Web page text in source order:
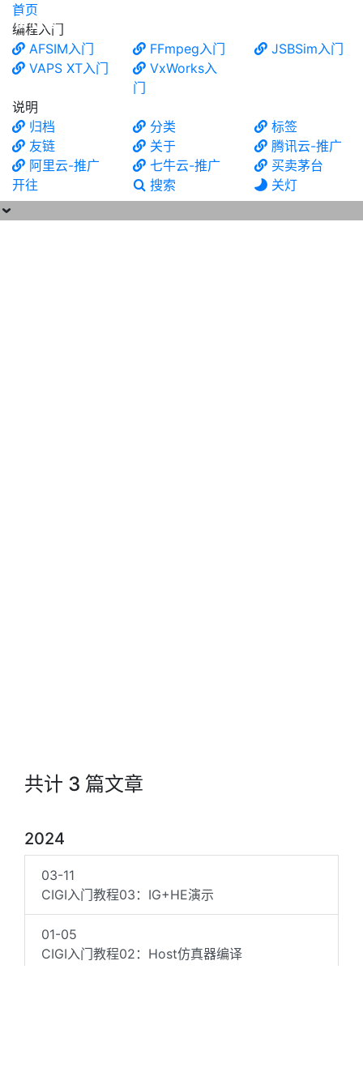
食铁兽
首页
编程入门
AFSIM入门
FFmpeg入门
JSBSim入门
VAPS XT入门
VxWorks入
门
说明
归档
分类
标签
友链
关于
腾讯云-推广
阿里云-推广
七牛云-推广
买卖茅台
开往
搜索 关灯
共计 3 篇文章
2024
03-11
CIGI入门教程03：IG+HE演示
01-05
CIGI入门教程02：Host仿真器编译